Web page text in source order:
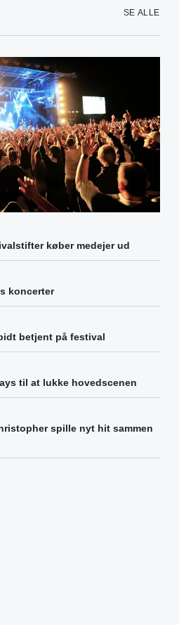
SE ALLE
køber medejer ud
koncerter
betjent på festival
til at lukke hovedscenen
spille nyt hit sammen